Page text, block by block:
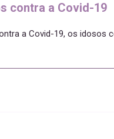
contra a Covid-19
a Covid-19, os idosos